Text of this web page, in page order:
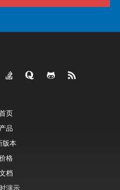
页
产品
版本
格
档
演示